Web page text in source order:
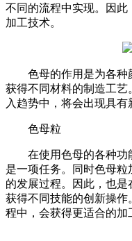
不同的流程中实现。因
加工技术。
色母的作用是为各种
获得不同材料的制造工艺
入趋势中，将会出现具有
色母粒
在使用色母的各种功
是一项任务。同时色母
的发展过程。因此，也
获得不同技能的创新操
程中，会获得更适合的加